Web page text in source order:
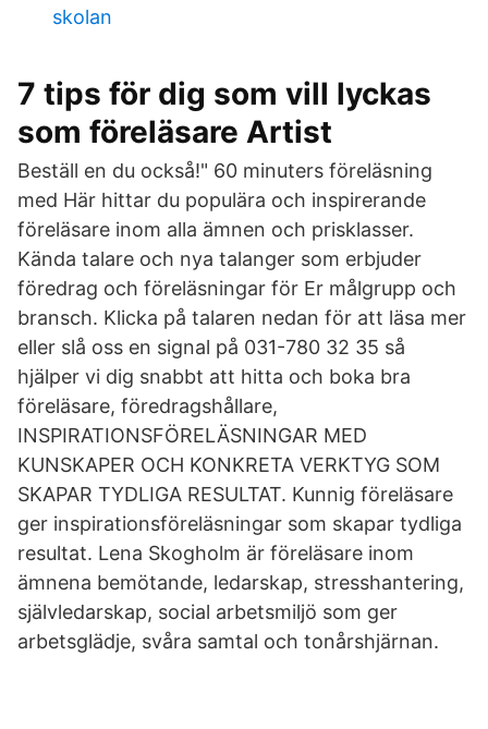
skolan
7 tips för dig som vill lyckas
som föreläsare Artist
Beställ en du också!" 60 minuters föreläsning
med Här hittar du populära och inspirerande
föreläsare inom alla ämnen och prisklasser.
Kända talare och nya talanger som erbjuder
föredrag och föreläsningar för Er målgrupp och
bransch. Klicka på talaren nedan för att läsa mer
eller slå oss en signal på 031-780 32 35 så
hjälper vi dig snabbt att hitta och boka bra
föreläsare, föredragshållare,
INSPIRATIONSFÖRELÄSNINGAR MED
KUNSKAPER OCH KONKRETA VERKTYG SOM
SKAPAR TYDLIGA RESULTAT. Kunnig föreläsare
ger inspirationsföreläsningar som skapar tydliga
resultat. Lena Skogholm är föreläsare inom
ämnena bemötande, ledarskap, stresshantering,
självledarskap, social arbetsmiljö som ger
arbetsglädje, svåra samtal och tonårshjärnan.